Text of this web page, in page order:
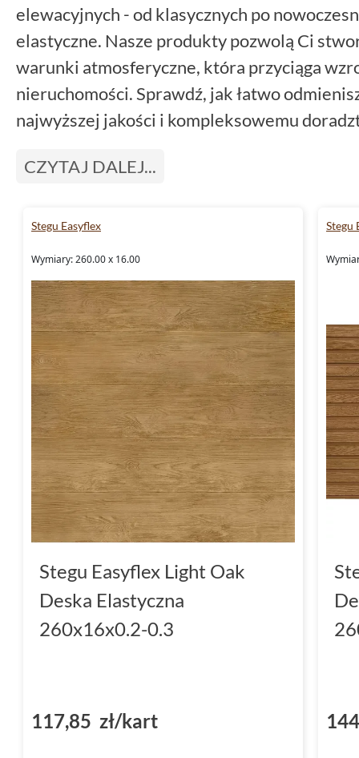
elewacyjnych - od klasycznych po
elastyczne. Nasze produkty pozwolą Ci
warunki atmosferyczne, która przyciąga
nieruchomości. Sprawdź, jak łatwo
najwyższej jakości i kompleksowemu
CZYTAJ DALEJ...
Stegu Easyflex
Wymiary: 260.00 x 16.00
Stegu Easyflex Light Oak
Deska Elastyczna
260x16x0.2-0.3
117,85 zł/kart
Stegu